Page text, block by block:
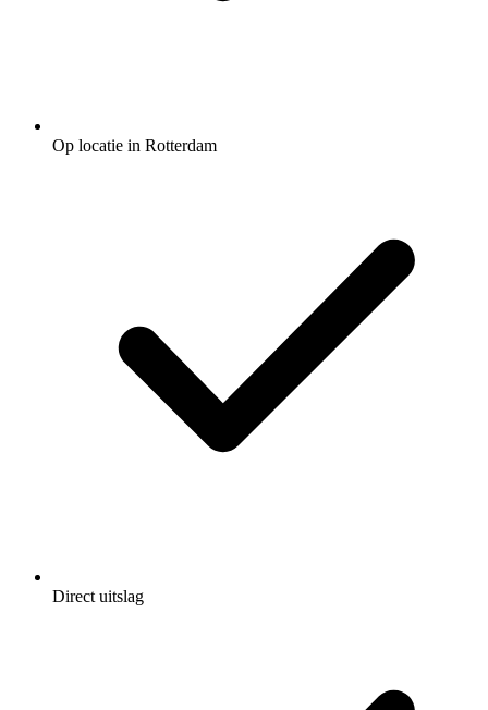
Op locatie in Rotterdam
Direct uitslag